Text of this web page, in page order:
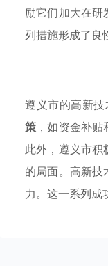
励它们加大在
列措施形成了良
遵义市的高新
策 ，如资金补
此外，遵义市
的局面。高新
力。这一系列成